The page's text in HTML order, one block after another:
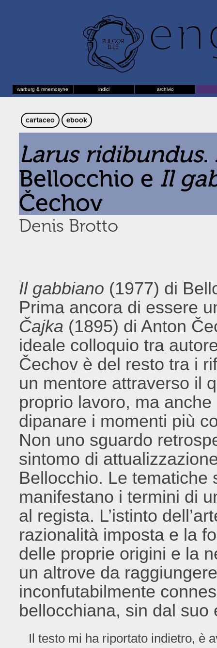
warburg & mnemosyne indici archivio
cartaceo ebook
Larus ridibundus.
Bellocchio e Il
Čechov
Denis Brotto
Il gabbiano (1977) di
Prima ancora di essere
Čajka (1895) di Anton
ideale colloquio tra
Čechov è del resto tra i
un mentore attraverso il
proprio lavoro, ma
dipanare i momenti più
Non uno sguardo
sintomo di
Bellocchio. Le
manifestano i termini di
al regista. L’istinto
razionalità imposta e la
delle proprie origini e la
un altrove da
inconfutabilmente
bellocchiana, sin dal suo
Il testo mi ha riportato indietro, è